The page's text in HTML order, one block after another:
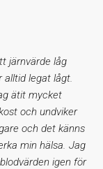
järnvärde låg
alltid legat lågt.
ätit mycket
och undviker
och det känns
min hälsa. Jag
igen för